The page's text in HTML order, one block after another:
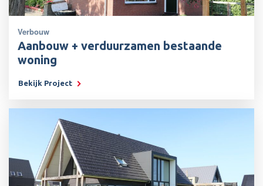
Verbouw
Aanbouw + verduurzamen bestaande
woning
Bekijk Project